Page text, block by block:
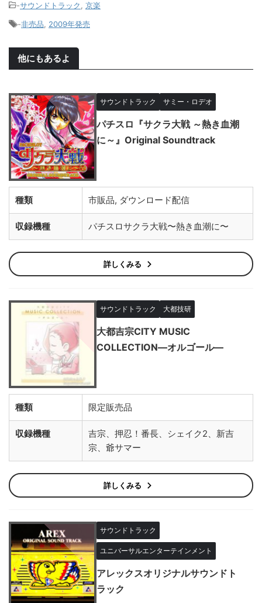
-サウンドトラック
京楽
-非売品 2009年発売
他にもあるよ
サウンドトラック サミー・ロデオ
パチスロ『サクラ大戦 ～熱き血潮
に～』Original Soundtrack
種類 市販品, ダウンロード配信
収録機種 パチスロサクラ大戦〜熱き血潮に〜
詳しくみる
サウンドトラック 大都技研
大都吉宗CITY MUSIC
COLLECTION―オルゴール―
種類 限定販売品
収録機種
吉宗、押忍！番長、シェイク2、新吉
宗、爺サマー
詳しくみる
サウンドトラック
ユニバーサルエンターテインメント
アレックスオリジナルサウンドト
ラック